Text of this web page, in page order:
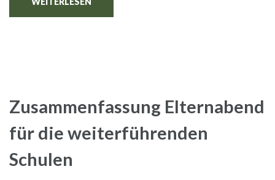
Zusammenfassung Elternabend
für die weiterführenden
Schulen